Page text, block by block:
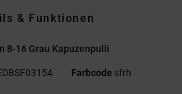
& Funktionen
8-16 Grau Kapuzenpulli
Farbcode sfrh